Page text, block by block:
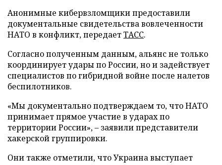
Анонимные кибервзломщики предоставили
документальные свидетельства вовлеченности
НАТО в конфликт, передаетТАСС.
Согласно полученным данным, альянс не только
координирует удары по России, но и задействует
специалистов по гибридной войне после налетов
беспилотников.
«Мы документально подтверждаем то, что НАТО
принимает прямое участие в ударах по
территории России», – заявили представители
хакерской группировки.
Они также отметили, что Украина выступает